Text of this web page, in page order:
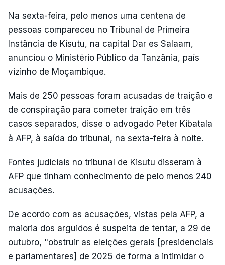
Na sexta-feira, pelo menos uma centena de
pessoas compareceu no Tribunal de Primeira
Instância de Kisutu, na capital Dar es Salaam,
anunciou o Ministério Público da Tanzânia, país
vizinho de Moçambique.
Mais de 250 pessoas foram acusadas de traição e
de conspiração para cometer traição em três
casos separados, disse o advogado Peter Kibatala
à AFP, à saída do tribunal, na sexta-feira à noite.
Fontes judiciais no tribunal de Kisutu disseram à
AFP que tinham conhecimento de pelo menos 240
acusações.
De acordo com as acusações, vistas pela AFP, a
maioria dos arguidos é suspeita de tentar, a 29 de
outubro, "obstruir as eleições gerais [presidenciais
e parlamentares] de 2025 de forma a intimidar o